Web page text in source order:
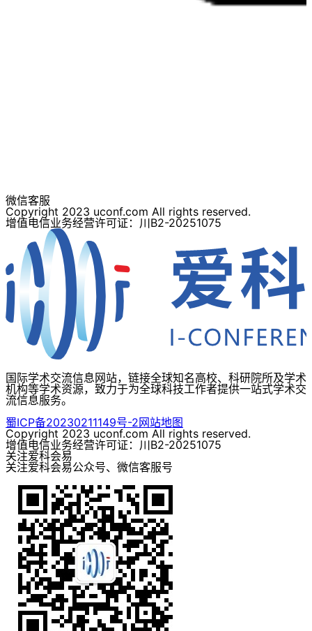
微信客服
Copyright 2023 uconf.com All rights reserved.
增值电信业务经营许可证：川B2-20251075
国际学术交流信息网站，链接全球知名高校、科研院所及学术
机构等学术资源，致力于为全球科技工作者提供一站式学术交
流信息服务。
蜀ICP备20230211149号-2网站地图
Copyright 2023 uconf.com All rights reserved.
增值电信业务经营许可证：川B2-20251075
关注爱科会易
关注爱科会易公众号、微信客服号